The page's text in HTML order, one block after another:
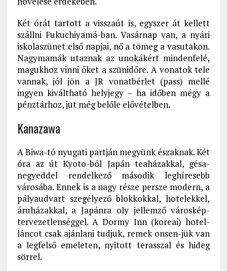
Két órát tartott a visszaút is, egyszer át kellett
szállni Fukuchiyamá-ban. Vasárnap van, a nyári
iskolaszünet első napjai, nő a tömeg a vasutakon.
Nagymamák utaznak az unokákért mindenfelé,
magukhoz vinni őket a szünidőre. A vonatok tele
vannak, jól jön a JR vonatbérlet (pass) mellé
ingyen kiváltható helyjegy – ha időben mégy a
pénztárhoz, jut még belőle elővételben.
Kanazawa
A Biwa-tó nyugati partján megyünk északnak. Két
óra az út Kyoto-ból Japán teaházakkal, gésa-
negyeddel rendelkező második leghíresebb
városába. Ennek is a nagy része persze modern, a
pályaudvart szegélyező blokkokkal, hotelekkel,
áruházakkal, a Japánra oly jellemző városkép-
tervezetlenséggel. A Dormy Inn (koreai) hotel-
láncot csak ajánlani tudjuk, remek onsen-jük van
a legfelső emeleten, nyitott terasszal és hideg
sörrel.